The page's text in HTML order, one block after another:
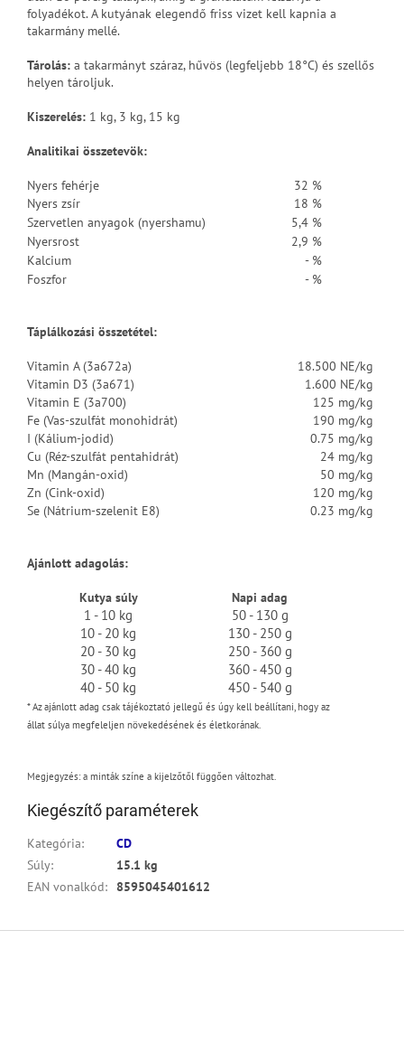
folyadékot. A kutyának elegendő friss vizet kell kapnia a
takarmány mellé.
Tárolás: a takarmányt száraz, hűvös (legfeljebb 18°C) és szellős
helyen tároljuk.
Kiszerelés: 1 kg, 3 kg, 15 kg
Analitikai összetevök:
Nyers fehérje
32 %
Nyers zsír
18 %
Szervetlen anyagok (nyershamu)
5,4 %
Nyersrost
2,9 %
Kalcium
- %
Foszfor
- %
Táplálkozási összetétel:
Vitamin A (3a672a)
18.500 NE/kg
Vitamin D3 (3a671)
1.600 NE/kg
Vitamin E (3a700)
125 mg/kg
Fe (Vas-szulfát monohidrát)
190 mg/kg
I (Kálium-jodid)
0.75 mg/kg
Cu (Réz-szulfát pentahidrát)
24 mg/kg
Mn (Mangán-oxid)
50 mg/kg
Zn (Cink-oxid)
120 mg/kg
Se (Nátrium-szelenit E8)
0.23 mg/kg
Ajánlott adagolás:
Kutya súly Napi adag
1 - 10 kg
50 - 130 g
10 - 20 kg
130 - 250 g
20 - 30 kg
250 - 360 g
30 - 40 kg
360 - 450 g
40 - 50 kg
450 - 540 g
*Az ajánlott adag csak tájékoztató jellegű és úgy kell beállítani, hogy az
állat súlya megfeleljen növekedésének és életkorának.
Megjegyzés: a minták színe a kijelzőtől függően változhat.
Kiegészítő paraméterek
Kategória:
CD
Súly:
15.1 kg
EAN vonalkód: 8595045401612